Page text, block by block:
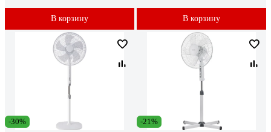
В корзину В корзину
-30% -21%